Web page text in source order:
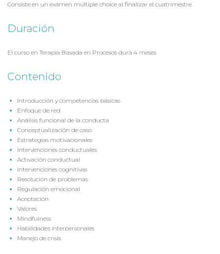
Consiste en un examen múltiple choice al finalizar el cuatrimestre.
Duración
El curso en Terapia Basada en Procesos dura 4 meses
Contenido
Introducción y competencias básicas
Enfoque de red
Análisis funcional de la conducta
Conceptualización de caso
Estrategias motivacionales
Intervenciones conductuales
Activación conductual
Intervenciones cognitivas
Resolución de problemas
Regulación emocional
Aceptación
Valores
Mindfulness
Habilidades interpersonales
Manejo de crisis